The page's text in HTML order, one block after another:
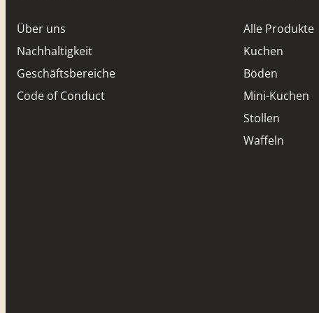
Über uns
Nachhaltigkeit
Geschäftsbereiche
Code of Conduct
Alle Produkte
Kuchen
Böden
Mini-Kuchen
Stollen
Waffeln